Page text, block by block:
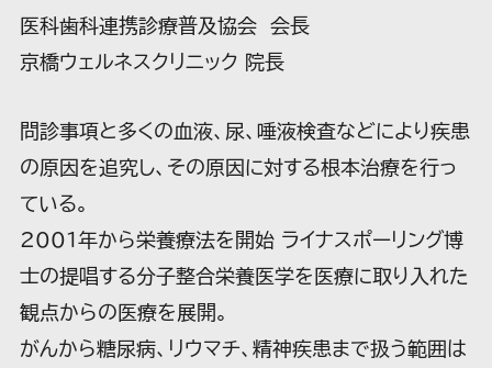
医科歯科連携診療普及協会 会長
京橋ウェルネスクリニック 院長
問診事項と多くの血液、尿、唾液検査などにより疾患
の原因を追究し、その原因に対する根本治療を行っ
ている。
2001年から栄養療法を開始 ライナスポーリング博
士の提唱する分子整合栄養医学を医療に取り入れた
観点からの医療を展開。
がんから糖尿病、リウマチ、精神疾患まで扱う範囲は